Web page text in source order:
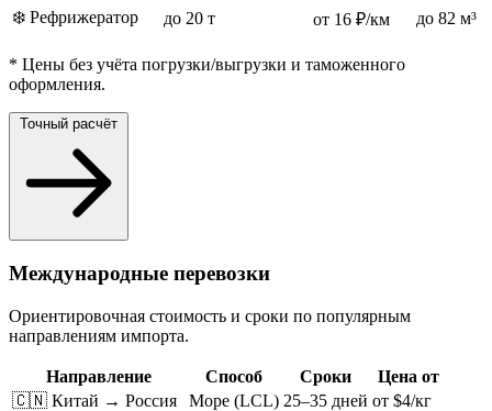
❄️ Рефрижератор
до 20 т от 16 ₽/км до 82 м³
* Цены без учёта погрузки/выгрузки и таможенного
оформления.
Точный расчёт
Международные перевозки
Ориентировочная стоимость и сроки по популярным
направлениям импорта.
Направление Способ Сроки
Цена от
🇨🇳 Китай → Россия
Море (LCL) 25–35 дней от $4/кг